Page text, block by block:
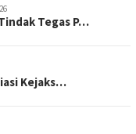
Tegas P…
Kejaks…